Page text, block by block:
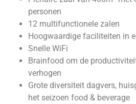
personen
12 multifunctionele zalen
Hoogwaardige faciliteiten in
Snelle WiFi
Brainfood om de
verhogen
Grote diversiteit dagvers,
het seizoen food & beverage